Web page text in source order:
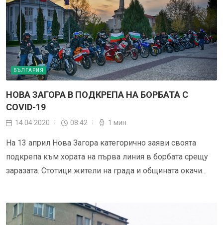
БЪЛГАРИЯ
НОВА ЗАГОРА В ПОДКРЕПА НА БОРБАТА С
COVID-19
14.04.2020 08:42 1 мин.
На 13 април Нова Загора категорично заяви своята
подкрепа към хората на първа линия в борбата срещу
заразата. Стотици жители на града и общината окачи...